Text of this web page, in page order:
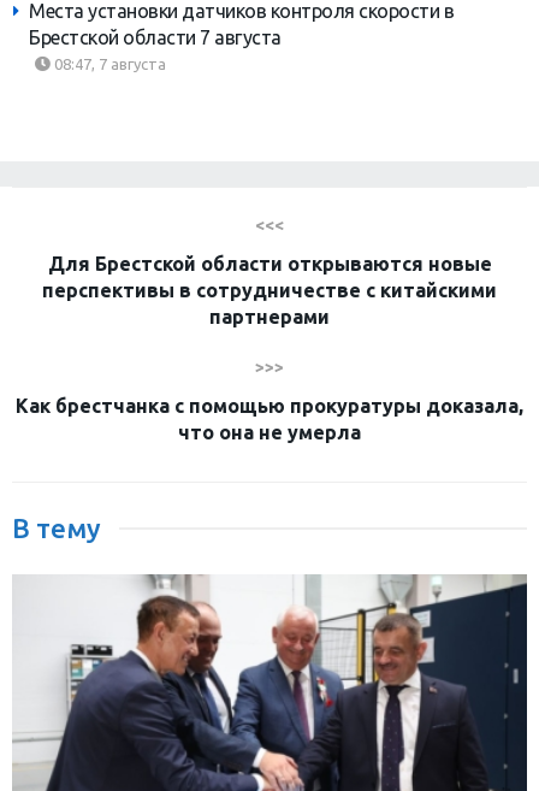
Места установки датчиков контроля скорости в
Брестской области 7 августа
08:47, 7 августа
<<<
Для Брестской области открываются новые
перспективы в сотрудничестве с китайскими
партнерами
>>>
Как брестчанка с помощью прокуратуры доказала,
что она не умерла
В тему